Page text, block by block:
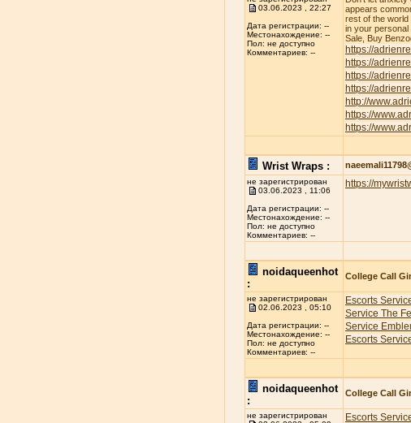
03.06.2023 , 22:27
Дата регистрации: --
Местонахождение: --
Пол: не доступно
Комментариев: --
appears
rest of the
in your personal
Sale, Buy
https://
https://
https://
https://
http://
https://
https://
Wrist Wraps :
не зарегистрирован
03.06.2023 , 11:06
Дата регистрации: --
Местонахождение: --
Пол: не доступно
Комментариев: --
https://
noidaqueenhot
:
College Call
не зарегистрирован
02.06.2023 , 05:10
Дата регистрации: --
Местонахождение: --
Пол: не доступно
Комментариев: --
Escorts
Service The
Service
Escorts
noidaqueenhot
:
College Call
не зарегистрирован
Escorts